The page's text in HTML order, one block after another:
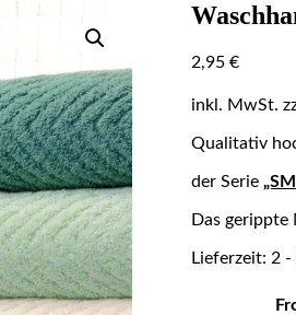
2,95 €
inkl. MwSt.
Qualitativ
der Serie
Das gerippte
Lieferzeit: 2